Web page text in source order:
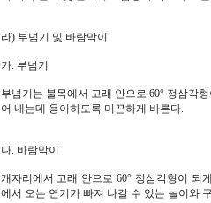
라) 부넘기 및 바람막이
가. 부넘기
부넘기는 불목에서 고래 안으로 60° 정삼각
어 내는데 용이하도록 미끈하게 바른다.
나. 바람막이
개자리에서 고래 안으로 60° 정삼각형이 되
에서 오는 연기가 빠져 나갈 수 있는 놀이와